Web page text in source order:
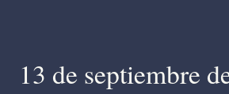
13 de septiembre